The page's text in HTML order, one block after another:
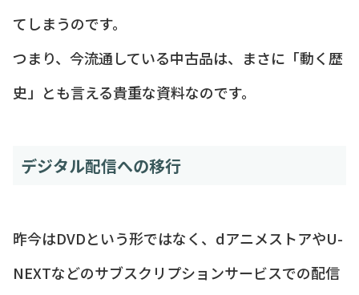
てしまうのです。
つまり、今流通している中古品は、まさに「動く歴
史」とも言える貴重な資料なのです。
デジタル配信への移行
昨今はDVDという形ではなく、dアニメストアやU-
NEXTなどのサブスクリプションサービスでの配信